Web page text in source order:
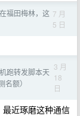
福田梅林，这 7 月
5 日
跑转发脚本天
额）
3 月
18
日
近琢磨这种通信